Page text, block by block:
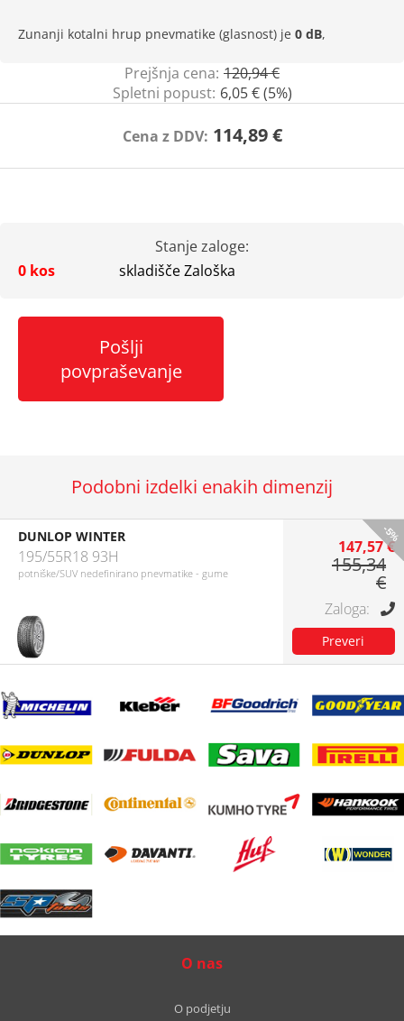
Zunanji kotalni hrup pnevmatike (glasnost) je 0 dB,
Prejšnja cena: 120,94 €
Spletni popust: 6,05 € (5%)
Cena z DDV: 114,89 €
Stanje zaloge:
0 kos
skladišče Zaloška
Pošlji
povpraševanje
Podobni izdelki enakih dimenzij
-5%
DUNLOP WINTER
195/55R18 93H
potniške/SUV nedefinirano pnevmatike - gume
147,57 €
155,34
€
O nas
O podjetju